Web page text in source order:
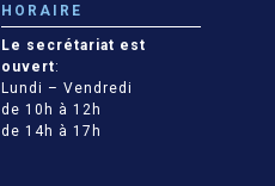
HORAIRE
Le secrétariat est
ouvert:
Lundi – Vendredi
de 10h à 12h
de 14h à 17h